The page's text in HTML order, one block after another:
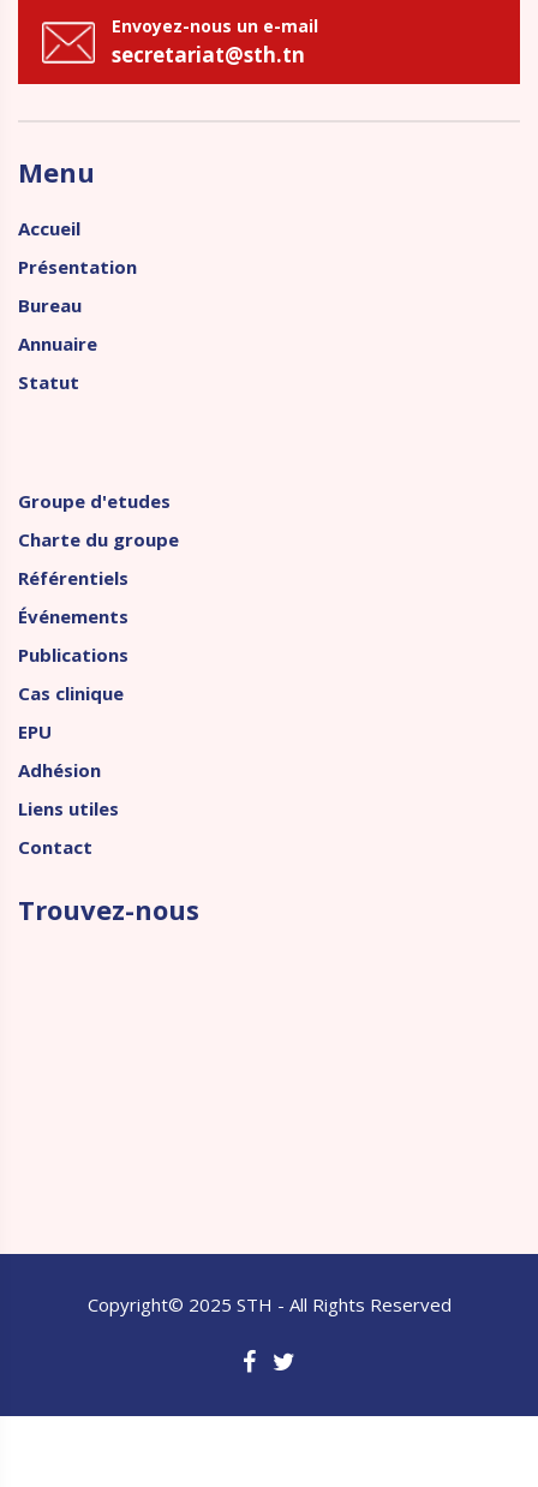
Envoyez-nous un e-mail
secretariat@sth.tn
Menu
Accueil
Présentation
Bureau
Annuaire
Statut
Groupe d'etudes
Charte du groupe
Référentiels
Événements
Publications
Cas clinique
EPU
Adhésion
Liens utiles
Contact
Trouvez-nous
Copyright© 2025 STH - All Rights Reserved